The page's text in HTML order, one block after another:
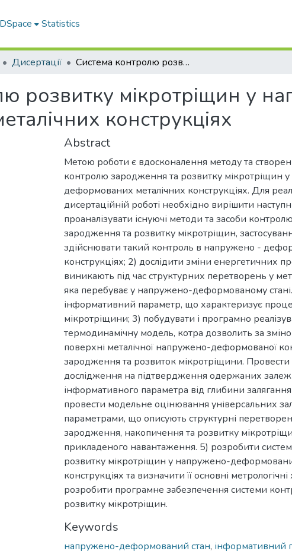
Statistics
Дисертації Система контролю розвитку мікротріщин у напружено-деформованих металічних конструкціях
розвитку мікротріщин у
конструкціях
Abstract
Метою роботи є вдосконалення методу та
контролю зародження та розвитку мікротріщин
деформованих металічних конструкціях. Для
дисертаційній роботі необхідно вирішити
проаналізувати існуючі методи та засоби
зародження та розвитку мікротріщин,
здійснювати такий контроль в напружено -
конструкціях; 2) дослідити зміни енергетичних
виникають під час структурних перетворень у
яка перебуває у напружено-деформованому
інформативний параметр, що характеризує
мікротріщини; 3) побудувати і програмно
термодинамічну модель, котра дозволить за
поверхні металічної напружено-деформованої
зародження та розвиток мікротріщини. Провести
дослідження на підтвердження одержаних
інформативного параметра від глибини
провести модельне оцінювання універсальних
параметрами, що описують структурні
зародження, накопичення та розвитку
прикладеного навантаження. 5) розробити
розвитку мікротріщин у напружено-
конструкціях та визначити її основні
розробити програмне забезпечення системи
розвитку мікротріщин.
Keywords
напружено-деформований стан, інформативний